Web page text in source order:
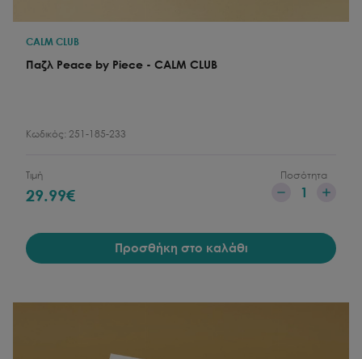
CALM CLUB
Παζλ Peace by Piece - CALM CLUB
Κωδικός: 251-185-233
Τιμή
29.99€
Ποσότητα
1
Προσθήκη στο καλάθι